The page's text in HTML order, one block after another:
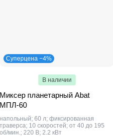
Суперцена −4%
В наличии
Миксер планетарный Abat
МПЛ-60
напольный; 60 л; фиксированная
траверса; 10 скоростей; от 40 до 195
об/мин.; 220 В; 2.2 кВт